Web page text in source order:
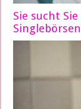
Sie sucht